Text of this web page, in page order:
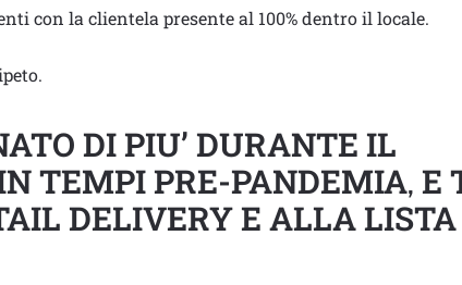
con la clientela presente al 100% dentro il locale.
DI PIU’ DURANTE IL
TEMPI PRE-PANDEMIA, E
DELIVERY E ALLA LISTA